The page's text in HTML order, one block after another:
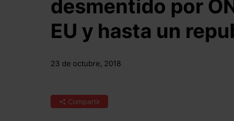
desmentido por
EU y hasta un
23 de octubre, 2018
Compartir